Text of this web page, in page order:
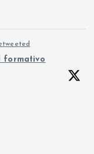
formativo